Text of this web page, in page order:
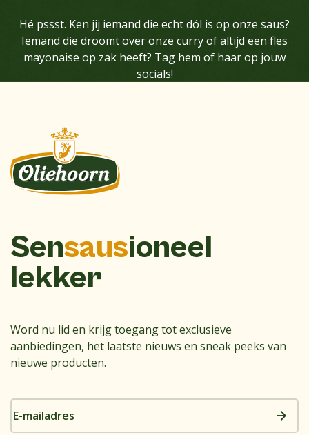
Hé pssst. Ken jij iemand die echt dól is op onze saus?
Iemand die droomt over onze curry of altijd een fles
mayonaise op zak heeft? Tag hem of haar op jouw
socials!
Sensausioneel
lekker
Word nu lid en krijg toegang tot exclusieve
aanbiedingen, het laatste nieuws en sneak peeks van
nieuwe producten.
E-
mailadres